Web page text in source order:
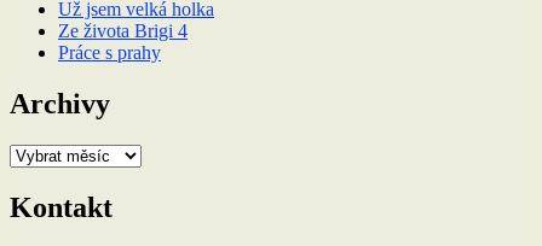
Už jsem velká holka
Ze života Brigi 4
Práce s prahy
Archivy
Archivy
Kontakt